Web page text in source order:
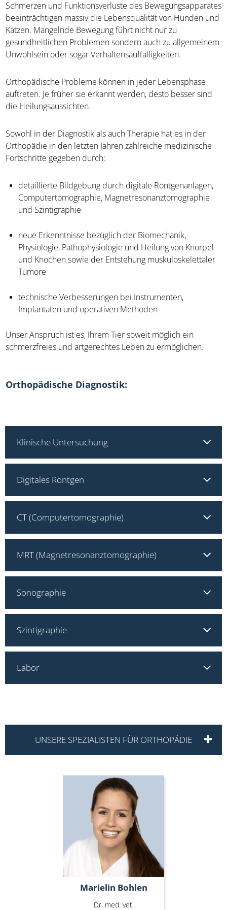
Schmerzen und Funktionsverluste des Bewegungsapparates
beeinträchtigen massiv die Lebensqualität von Hunden und
Katzen. Mangelnde Bewegung führt nicht nur zu
gesundheitlichen Problemen sondern auch zu allgemeinem
Unwohlsein oder sogar Verhaltensauffälligkeiten.
Orthopädische Probleme können in jeder Lebensphase
auftreten. Je früher sie erkannt werden, desto besser sind
die Heilungsaussichten.
Sowohl in der Diagnostik als auch Therapie hat es in der
Orthopädie in den letzten Jahren zahlreiche medizinische
Fortschritte gegeben durch:
detaillierte Bildgebung durch digitale Röntgenanlagen,
Computertomographie, Magnetresonanztomographie
und Szintigraphie
neue Erkenntnisse bezüglich der Biomechanik,
Physiologie, Pathophysiologie und Heilung von Knorpel
und Knochen sowie der Entstehung muskuloskelettaler
Tumore
technische Verbesserungen bei Instrumenten,
Implantaten und operativen Methoden
Unser Anspruch ist es, Ihrem Tier soweit möglich ein
schmerzfreies und artgerechtes Leben zu ermöglichen.
Orthopädische Diagnostik:
Klinische Untersuchung
Digitales Röntgen
CT (Computertomographie)
MRT (Magnetresonanztomographie)
Sonographie
Szintigraphie
Labor
UNSERE SPEZIALISTEN FÜR ORTHOPÄDIE
Marielin Bohlen
Marielin Bohlen
Dr. med. vet.